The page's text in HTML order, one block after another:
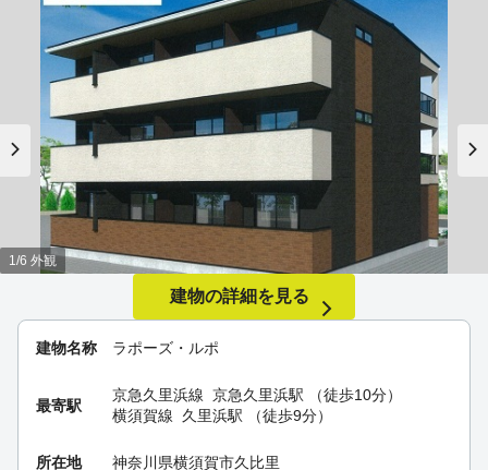
建物名称 ラポーズ・ルポ
最寄駅
京急久里浜線 京急久里浜駅 （徒歩10分）
横須賀線
久里浜駅 （徒歩9分）
所在地 神奈川県横須賀市久比里
1/6 外観
建物の詳細を見る